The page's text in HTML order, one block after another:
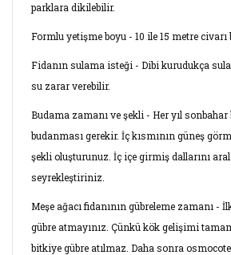
parklara dikilebilir.
Formlu yetişme boyu - 10 ile 15 metre civarı
Fidanın sulama isteği - Dibi kurudukça
su zarar verebilir.
Budama zamanı ve şekli - Her yıl
budanması gerekir. İç kısmının güneş
şekli oluşturunuz. İç içe girmiş dallarını
seyrekleştiriniz.
Meşe ağacı fidanının gübreleme zamanı -
gübre atmayınız. Çünkü kök gelişimi
bitkiye gübre atılmaz. Daha sonra osmocote